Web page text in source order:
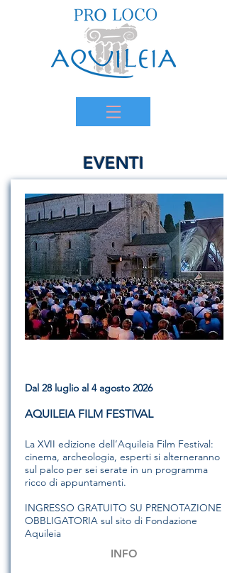
EVENTI
Dal 28 luglio al 4 agosto 2026
AQUILEIA FILM FESTIVAL
La XVII edizione dell’Aquileia Film Festival:
cinema, archeologia, esperti si alterneranno
sul palco per sei serate in un programma
ricco di appuntamenti.
INGRESSO GRATUITO SU PRENOTAZIONE
OBBLIGATORIA sul sito di Fondazione
Aquileia
INFO